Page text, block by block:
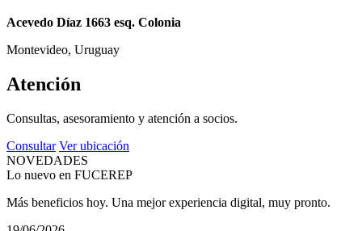
Acevedo Díaz 1663 esq. Colonia
Montevideo, Uruguay
Atención
Consultas, asesoramiento y atención a socios.
Consultar Ver ubicación
NOVEDADES
Lo nuevo en FUCEREP
Más beneficios hoy. Una mejor experiencia digital, muy pronto.